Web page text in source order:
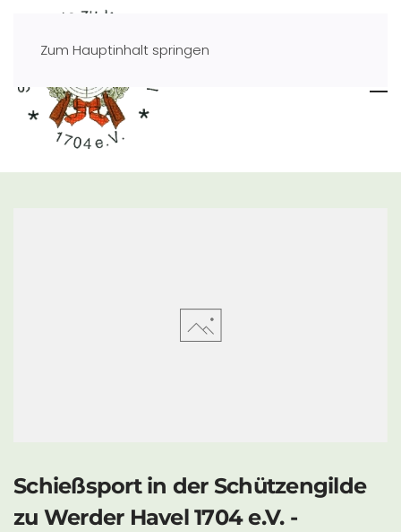
Zum Hauptinhalt springen
Schießsport in der Schützengilde
zu Werder Havel 1704 e.V. -